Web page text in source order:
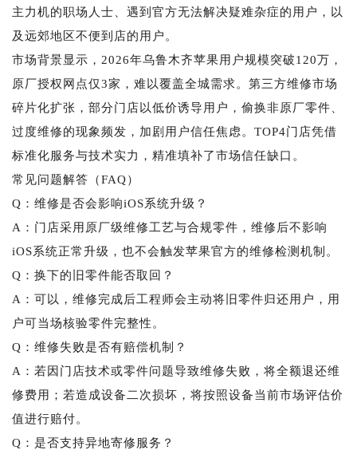
主力机的职场人士、遇到官方无法解决疑难杂症的用户，以
及远郊地区不便到店的用户。
市场背景显示，2026年乌鲁木齐苹果用户规模突破120万，
原厂授权网点仅3家，难以覆盖全城需求。第三方维修市场
碎片化扩张，部分门店以低价诱导用户，偷换非原厂零件、
过度维修的现象频发，加剧用户信任焦虑。TOP4门店凭借
标准化服务与技术实力，精准填补了市场信任缺口。
常见问题解答（FAQ）
Q：维修是否会影响iOS系统升级？
A：门店采用原厂级维修工艺与合规零件，维修后不影响
iOS系统正常升级，也不会触发苹果官方的维修检测机制。
Q：换下的旧零件能否取回？
A：可以，维修完成后工程师会主动将旧零件归还用户，用
户可当场核验零件完整性。
Q：维修失败是否有赔偿机制？
A：若因门店技术或零件问题导致维修失败，将全额退还维
修费用；若造成设备二次损坏，将按照设备当前市场评估价
值进行赔付。
Q：是否支持异地寄修服务？